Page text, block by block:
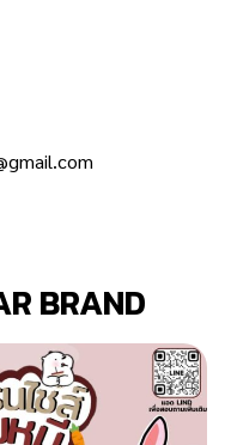
BRAND